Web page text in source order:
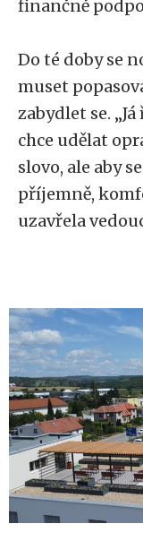
finančně
Do té doby se
muset
zabydlet se.
chce udělat
slovo, ale aby
příjemně,
uzavřela